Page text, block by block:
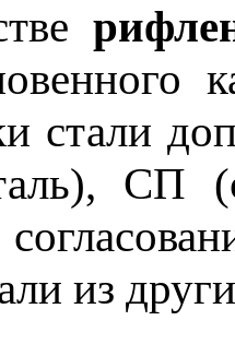
стали
СП
из